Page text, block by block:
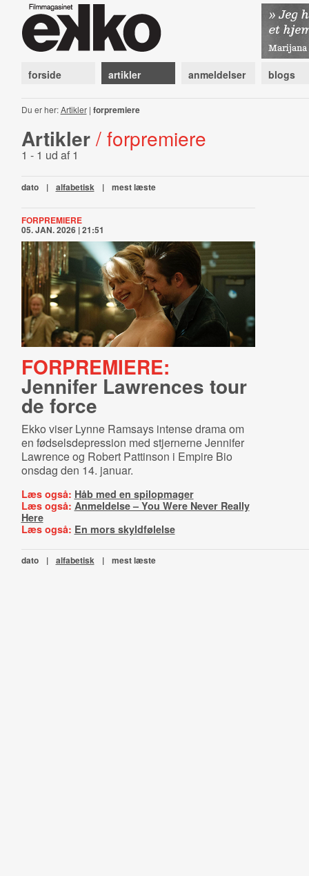
forside artikler anmeldelser blogs
Du er her:Artikler| forpremiere
Artikler / forpremiere
1 - 1 ud af 1
dato | alfabetisk | mest læste
FORPREMIERE
05. JAN. 2026 | 21:51
FORPREMIERE:
Jennifer Lawrences tour
de force
Ekko viser Lynne Ramsays intense drama om
en fødselsdepression med stjernerne Jennifer
Lawrence og Robert Pattinson i Empire Bio
onsdag den 14. januar.
Læs også: Håb med en spilopmager
Læs også: Anmeldelse – You Were Never Really
Here
Læs også: En mors skyldfølelse
dato | alfabetisk | mest læste